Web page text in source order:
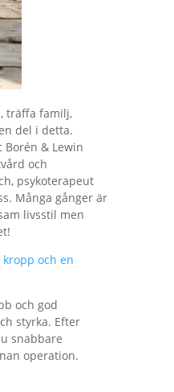
träffa familj,
del i detta.
& Lewin
och
psykoterapeut
Många gånger är
livsstil men
och en
och god
styrka. Efter
snabbare
operation.